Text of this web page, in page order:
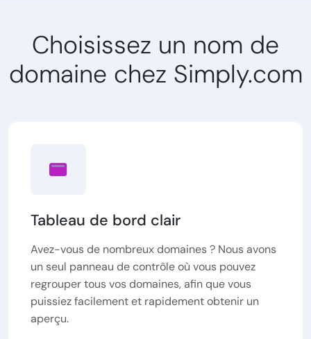
Choisissez un nom de
domaine chez Simply.com
Tableau de bord clair
Avez-vous de nombreux domaines ? Nous avons
un seul panneau de contrôle où vous pouvez
regrouper tous vos domaines, afin que vous
puissiez facilement et rapidement obtenir un
aperçu.